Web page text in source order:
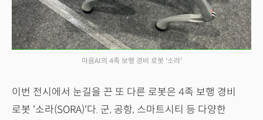
마음AI의 4족 보행 경비 로봇 '소라'
이번 전시에서 눈길을 끈 또 다른 로봇은 4족 보행 경비
로봇 '소라(SORA)'다. 군, 공항, 스마트시티 등 다양한